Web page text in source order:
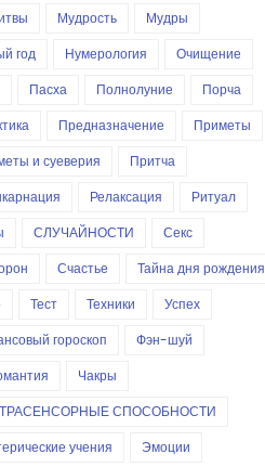
Мудрость
Мудры
год
Нумерология
Очищение
Пасха Полнолуние
Порча
Предназначение
Приметы
и суеверия
Притча
Релаксация
Ритуал
СЛУЧАЙНОСТИ
Секс
Счастье
Тайна дня рождения
Тест Техники
Успех
гороскоп
Фэн-шуй
Чакры
СПОСОБНОСТИ
учения
Эмоции